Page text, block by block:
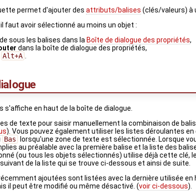
permet d'ajouter des attributs/balises (clés/valeurs) à
faut avoir sélectionné au moins un objet :
sous les balises dans la Boîte de dialogue des propriétés,
dans la boîte de dialogue des propriétés,
Alt+A .
en haut de la boîte de dialogue.
de texte pour saisir manuellement la combinaison de
). Vous pouvez également utiliser les listes déroulantes
Bas
lorsqu'une zone de texte est sélectionnée. Lorsque
au préalable avec la première balise et la liste des
(ou tous les objets sélectionnés) utilise déjà cette clé,
de la liste qui se trouve ci-dessous et ainsi de suite.
ajoutées sont listées avec la dernière utilisée en
il peut être modifié ou même désactivé. (voir ci-dessous).